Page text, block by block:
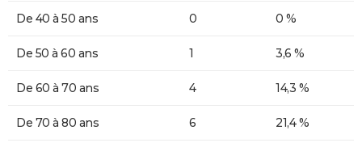
De 40 à 50 ans 0 0 %
De 50 à 60 ans 1 3,6 %
De 60 à 70 ans 4 14,3 %
De 70 à 80 ans 6 21,4 %